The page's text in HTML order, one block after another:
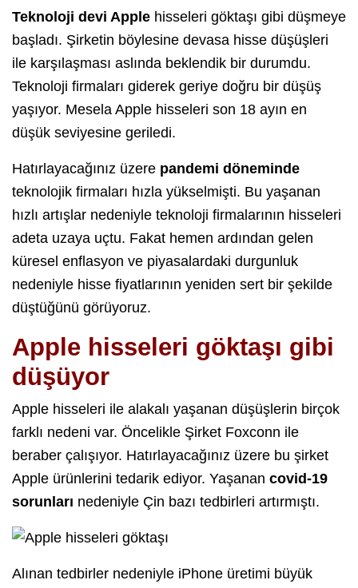
Teknoloji devi Apple hisseleri göktaşı gibi düşmeye
başladı. Şirketin böylesine devasa hisse düşüşleri
ile karşılaşması aslında beklendik bir durumdu.
Teknoloji firmaları giderek geriye doğru bir düşüş
yaşıyor. Mesela Apple hisseleri son 18 ayın en
düşük seviyesine geriledi.
Hatırlayacağınız üzere pandemi döneminde
teknolojik firmaları hızla yükselmişti. Bu yaşanan
hızlı artışlar nedeniyle teknoloji firmalarının hisseleri
adeta uzaya uçtu. Fakat hemen ardından gelen
küresel enflasyon ve piyasalardaki durgunluk
nedeniyle hisse fiyatlarının yeniden sert bir şekilde
düştüğünü görüyoruz.
Apple hisseleri göktaşı gibi
düşüyor
Apple hisseleri ile alakalı yaşanan düşüşlerin birçok
farklı nedeni var. Öncelikle Şirket Foxconn ile
beraber çalışıyor. Hatırlayacağınız üzere bu şirket
Apple ürünlerini tedarik ediyor. Yaşanan covid-19
sorunları nedeniyle Çin bazı tedbirleri artırmıştı.
Alınan tedbirler nedeniyle iPhone üretimi büyük